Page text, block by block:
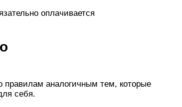
оплачивается
правилам аналогичным тем, которые
себя.